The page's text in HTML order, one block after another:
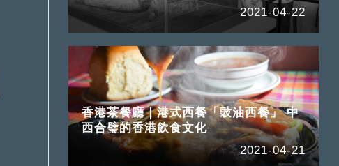
2021-04-22
香港茶餐廳｜港式西餐「豉油西餐」 中
西合璧的香港飲食文化
2021-04-21